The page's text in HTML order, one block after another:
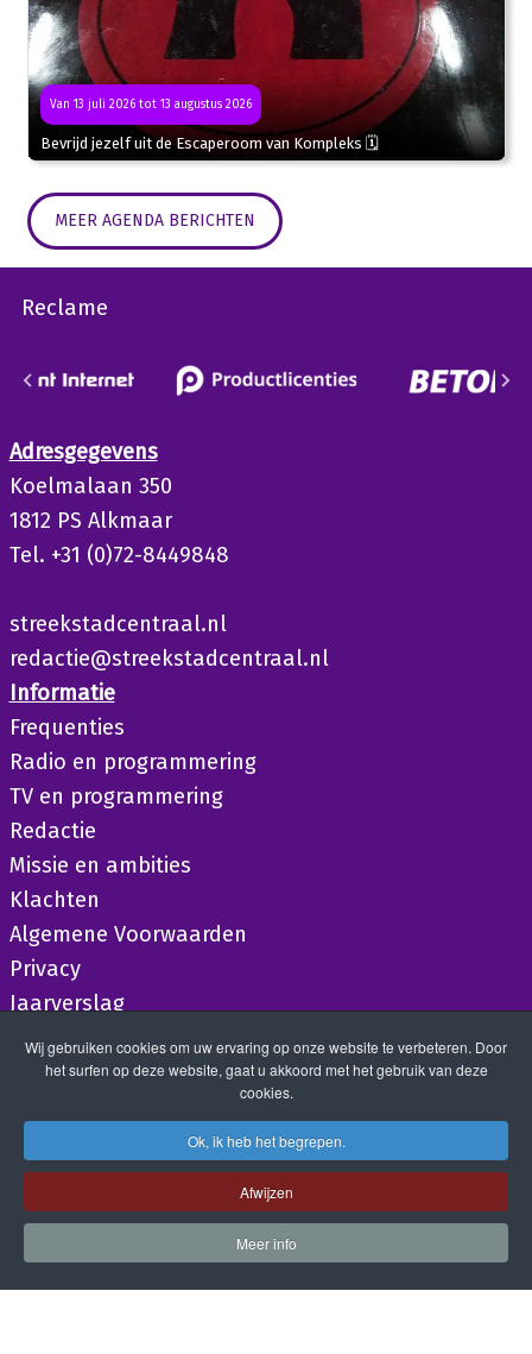
Van 13 juli 2026 tot 13 augustus 2026
Bevrijd jezelf uit de Escaperoom van Kompleks 🗓
MEER AGENDA BERICHTEN
Reclame
Adresgegevens
Koelmalaan 350
1812 PS Alkmaar
Tel. +31 (0)72-8449848
streekstadcentraal.nl
redactie@streekstadcentraal.nl
Informatie
Frequenties
Radio en programmering
TV en programmering
Redactie
Missie en ambities
Klachten
Algemene Voorwaarden
Privacy
Jaarverslag
Wij gebruiken cookies om uw ervaring op onze website te verbeteren. Door
het surfen op deze website, gaat u akkoord met het gebruik van deze
cookies.
Ok, ik heb het begrepen.
Afwijzen
Meer info